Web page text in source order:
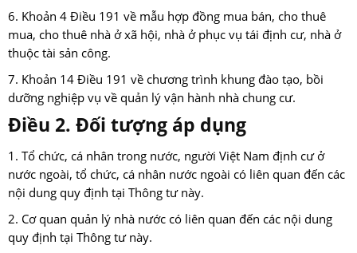
6. Khoản 4 Điều 191 về mẫu hợp đồng mua bán, cho thuê
mua, cho thuê nhà ở xã hội, nhà ở phục vụ tái định cư, nhà ở
thuộc tài sản công.
7. Khoản 14 Điều 191 về chương trình khung đào tạo, bồi
dưỡng nghiệp vụ về quản lý vận hành nhà chung cư.
Điều 2. Đối tượng áp dụng
1. Tổ chức, cá nhân trong nước, người Việt Nam định cư ở
nước ngoài, tổ chức, cá nhân nước ngoài có liên quan đến các
nội dung quy định tại Thông tư này.
2. Cơ quan quản lý nhà nước có liên quan đến các nội dung
quy định tại Thông tư này.